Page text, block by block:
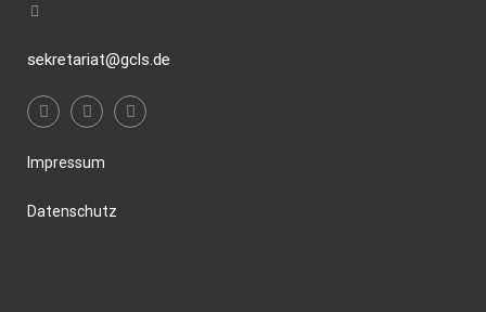
sekretariat@gcls.de
Impressum
Datenschutz